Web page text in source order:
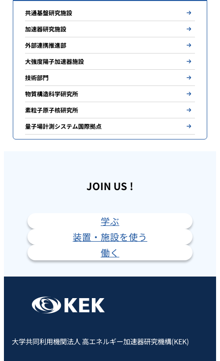
共通基盤研究施設
加速器研究施設
外部連携推進部
大強度陽子加速器施設
技術部門
物質構造科学研究所
素粒子原子核研究所
量子場計測システム国際拠点
JOIN US !
学ぶ
装置・施設を使う
働く
大学共同利用機関法人 高エネルギー加速器研究機構(KEK)